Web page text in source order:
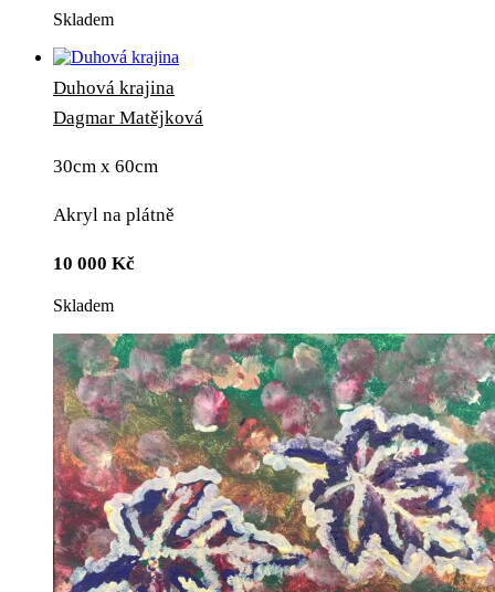
Skladem
Duhová krajina
Dagmar Matějková
30cm x 60cm
Akryl na plátně
10 000 Kč
Skladem